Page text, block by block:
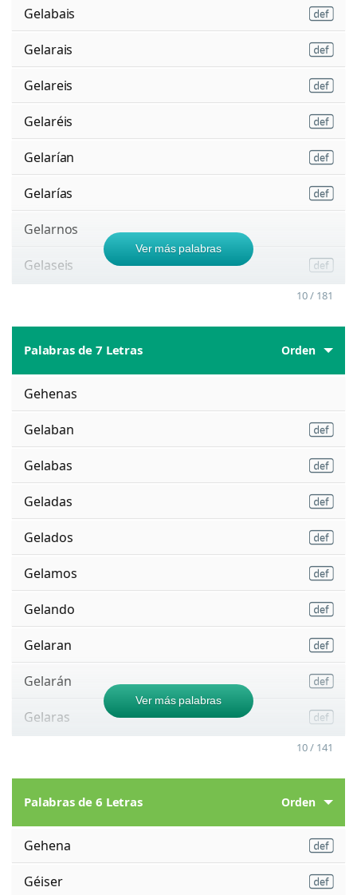
Gelabais
Gelarais
Gelareis
Gelaréis
Gelarían
Gelarías
Gelarnos
Gelaseis
Ver más palabras
10 / 181
Palabras de 7 Letras Orden
Gehenas
Gelaban
Gelabas
Geladas
Gelados
Gelamos
Gelando
Gelaran
Gelarán
Gelaras
Ver más palabras
10 / 141
Palabras de 6 Letras Orden
Gehena
Géiser